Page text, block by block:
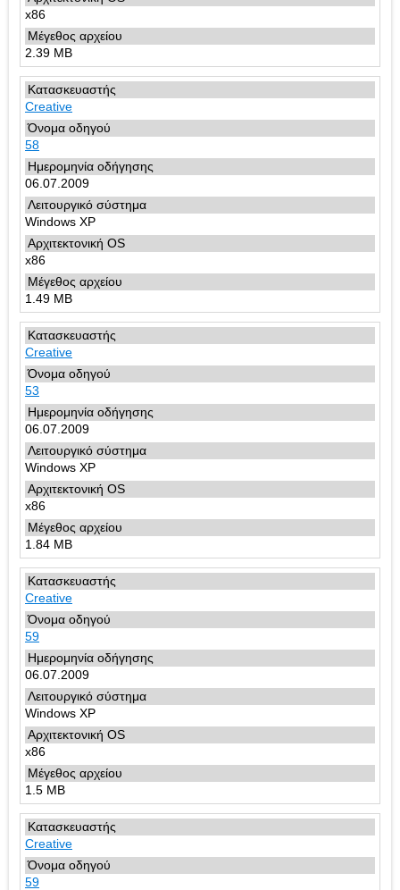
x86
2.39 MB
Creative
58
06.07.2009
Windows XP
x86
1.49 MB
Creative
53
06.07.2009
Windows XP
x86
1.84 MB
Creative
59
06.07.2009
Windows XP
x86
1.5 MB
Creative
59